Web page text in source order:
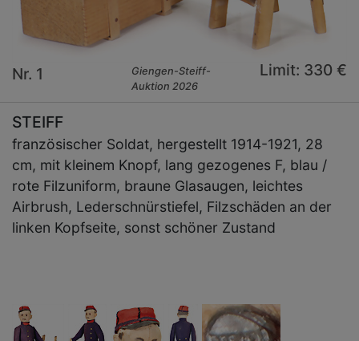
Nr. 1
Giengen-Steiff-
Auktion 2026
Limit: 330 €
STEIFF
französischer Soldat, hergestellt 1914-1921, 28
cm, mit kleinem Knopf, lang gezogenes F, blau /
rote Filzuniform, braune Glasaugen, leichtes
Airbrush, Lederschnürstiefel, Filzschäden an der
linken Kopfseite, sonst schöner Zustand